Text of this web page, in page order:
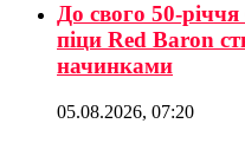
До свого 50-
піци Red Baron
начинками
05.08.2026, 07:20